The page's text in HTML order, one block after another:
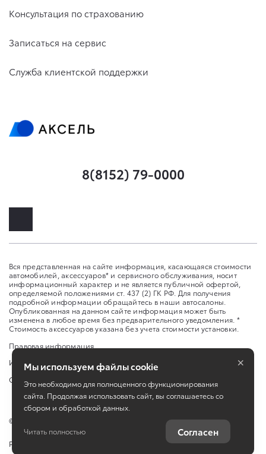
Консультация по страхованию
Записаться на сервис
Служба клиентской поддержки
8(8152) 79-0000
Вся представленная на сайте информация, касающаяся стоимости
автомобилей, аксессуаров* и сервисного обслуживания, носит
информационный характер и не является публичной офертой,
определяемой положениями ст. 437 (2) ГК РФ. Для получения
подробной информации обращайтесь в наши автосалоны.
Опубликованная на данном сайте информация может быть
изменена в любое время без предварительного уведомления. *
Стоимость аксессуаров указана без учета стоимости установки.
Правовая информация
Изменить настройку cookies
Сбросить cookie
©
Работает на технологиях
Мы используем файлы cookie
Это необходимо для полноценного функционирования
сайта. Продолжая использовать сайт, вы соглашаетесь со
сбором и обработкой данных.
Читать полностью Согласен
×